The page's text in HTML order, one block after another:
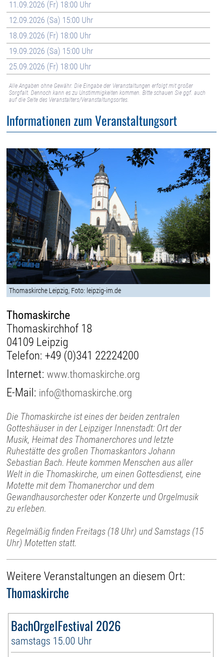
11.09.2026 (Fr) 18:00 Uhr
12.09.2026 (Sa) 15:00 Uhr
18.09.2026 (Fr) 18:00 Uhr
19.09.2026 (Sa) 15:00 Uhr
25.09.2026 (Fr) 18:00 Uhr
Alle Angaben ohne Gewähr. Die Eingabe der Veranstaltungen erfolgt mit großer
Sorgfalt. Dennoch kann es zu Unstimmigkeiten kommen. Bitte schauen Sie ggf. auch
auf die Seite des Veranstalters/Veranstaltungsortes.
Informationen zum Veranstaltungsort
Thomaskirche Leipzig, Foto: leipzig-im.de
Thomaskirche
Thomaskirchhof 18
04109 Leipzig
Telefon: +49 (0)341 22224200
Internet:www.thomaskirche.org
E-Mail: info@thomaskirche.org
Die Thomaskirche ist eines der beiden zentralen
Gotteshäuser in der Leipziger Innenstadt: Ort der
Musik, Heimat des Thomanerchores und letzte
Ruhestätte des großen Thomaskantors Johann
Sebastian Bach. Heute kommen Menschen aus aller
Welt in die Thomaskirche, um einen Gottesdienst, eine
Motette mit dem Thomanerchor und dem
Gewandhausorchester oder Konzerte und Orgelmusik
zu erleben.
Regelmäßig finden Freitags (18 Uhr) und Samstags (15
Uhr) Motetten statt.
Weitere Veranstaltungen an diesem Ort:
Thomaskirche
BachOrgelFestival 2026
samstags 15.00 Uhr